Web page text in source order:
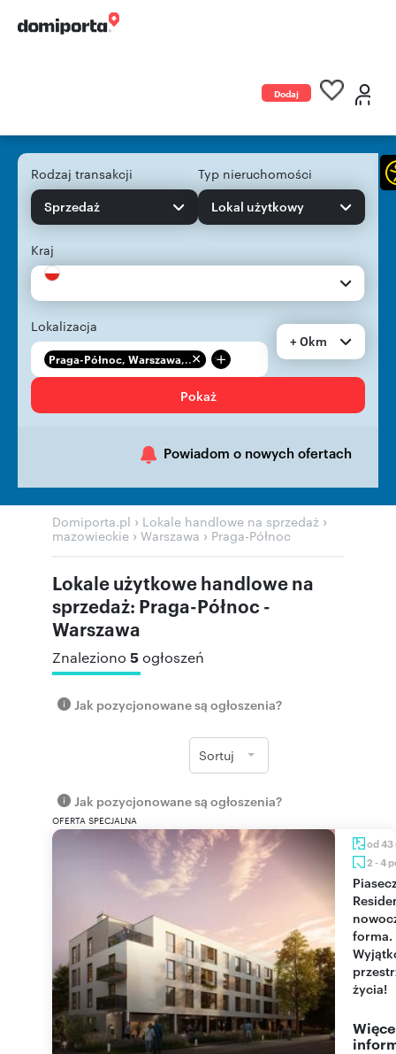
Dodaj
Rodzaj transakcji
Sprzedaż
Typ nieruchomości
Lokal użytkowy
Kraj
Lokalizacja
Praga-Północ, Warszawa,... +
+ 0km
Pokaż
Powiadom o nowych ofertach
Domiporta.pl › Lokale handlowe na sprzedaż ›
mazowieckie › Warszawa › Praga-Północ
Lokale użytkowe handlowe na
sprzedaż: Praga-Północ -
Warszawa
Znaleziono 5ogłoszeń
Jak pozycjonowane są ogłoszenia?
Sortuj
Jak pozycjonowane są ogłoszenia?
OFERTA SPECJALNA
od 43
2 - 4
Piaseczno
forma.
życia!